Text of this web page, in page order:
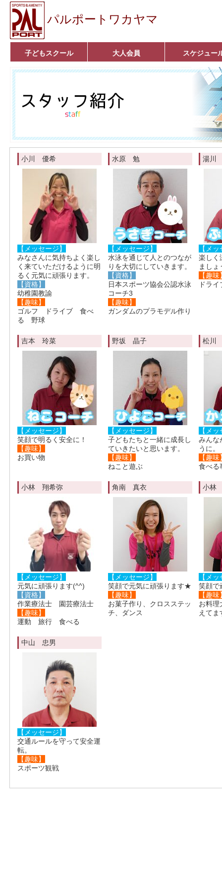
パルポートワカヤマ
子どもスクール
ベビーコース
幼児コース
小学生コース
育成コース
選手コース
■入会案内■
大人会員
いきいきコース
アクア遊悠クラブ
■入会案内■
スケジュー
小川 優希
【メッセージ】
みなさんに気持ちよく楽し
く来ていただけるように明
るく元気に頑張ります。
【資格】
幼稚園教諭
【趣味】
ゴルフ ドライブ 食べ
る 野球
水原 勉
【メッセージ】
水泳を通じて人とのつなが
りを大切にしていきます。
【資格】
日本スポーツ協会公認水泳
コーチ3
【趣味】
ガンダムのプラモデル作り
湯川
【メ
楽しく
ましょ
【趣味
ドライ
吉本 玲菜
【メッセージ】
笑顔で明るく安全に！
【趣味】
お買い物
野坂 晶子
【メッセージ】
子どもたちと一緒に成長し
ていきたいと思います。
【趣味】
ねこと遊ぶ
松川
【メ
みんな
うに。
【趣味
食べる
小林 翔希弥
【メッセージ】
元気に頑張ります(^^)
【資格】
作業療法士 園芸療法士
【趣味】
運動 旅行 食べる
角南 真衣
【メッセージ】
笑顔で元気に頑張ります★
【趣味】
お菓子作り、クロスステッ
チ、ダンス
小林
【メ
笑顔で
【趣味
お料理
えてま
中山 忠男
【メッセージ】
交通ルールを守って安全運
転。
【趣味】
スポーツ観戦